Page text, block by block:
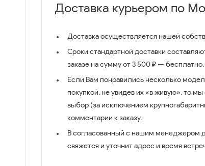
Доставка курьером по
Доставка осуществляется нашей
Сроки стандартной доставки
заказе на сумму от 3 500 ₽ — бесплатно.
Если Вам понравились несколько
покупкой, не увидев их «в живую», то
выбор (за исключением
комментарии к заказу.
В согласованный с нашим менеджером
свяжется и уточнит адрес и время